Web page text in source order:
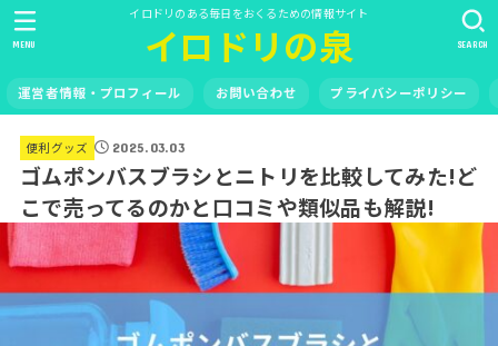
イロドリのある毎日をおくるための情報サイト
イロドリの泉
運営者情報・プロフィール お問い合わせ プライバシーポリシー
SEARCH
MENU
便利グッズ 2025.03.03
ゴムポンバスブラシとニトリを比較してみた!ど
こで売ってるのかと口コミや類似品も解説!